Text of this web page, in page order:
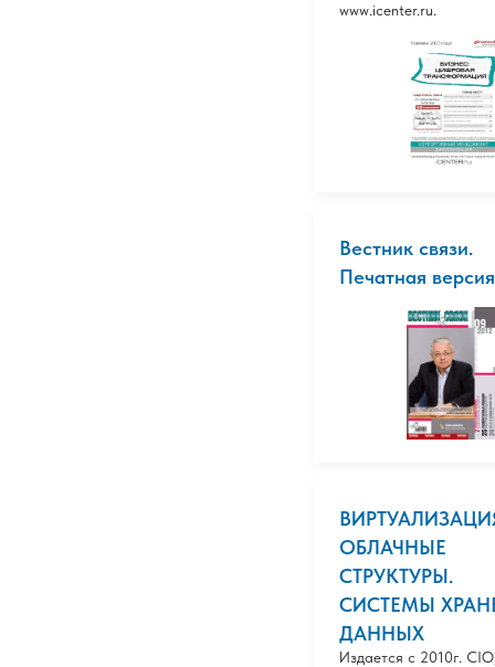
www.icenter.ru.
Вестник связи.
Печатная версия
ОБЛАЧНЫЕ
СТРУКТУРЫ.
СИСТЕМЫ
ДАННЫХ
Издается с 2010г.